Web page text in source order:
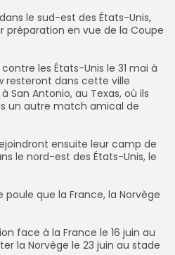
le sud-est des États-Unis,
préparation en vue de la Coupe
les États-Unis le 31 mai à
resteront dans cette ville
San Antonio, au Texas, où ils
un autre match amical de
ensuite leur camp de
le nord-est des États-Unis, le
que la France, la Norvège
face à la France le 16 juin au
la Norvège le 23 juin au stade